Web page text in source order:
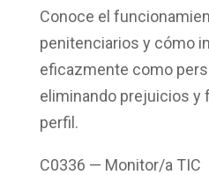
Conoce el
penitenciarios y cómo
eficazmente como
eliminando prejuicios y
perfil.
C0336 — Monitor/a TIC